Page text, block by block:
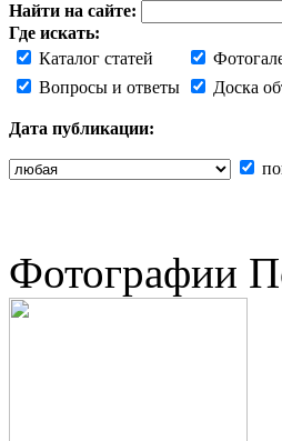
Найти на сайте:
Где искать:
Каталог статей
Вопросы и ответы
Доска
Дата публикации:
Фотографии